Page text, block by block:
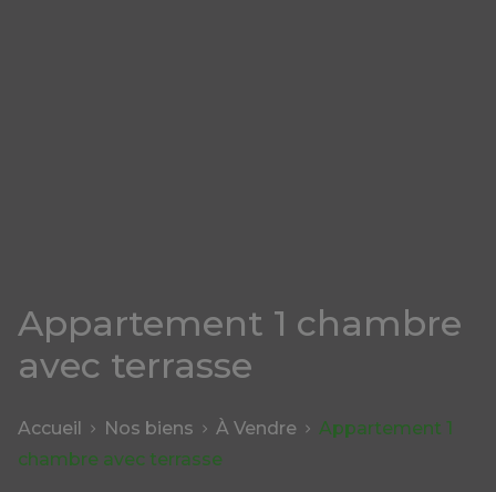
Appartement 1 chambre
avec terrasse
Accueil Nos biens À Vendre
Appartement 1
chambre avec terrasse